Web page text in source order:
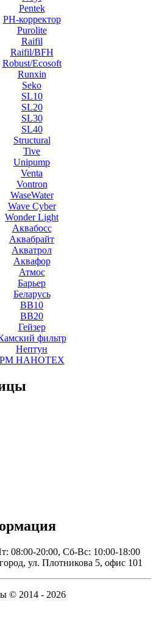
Pentek
PH-корректор
Purolite
Raifil
Raifil/BFH
Robust/Ecosoft
Runxin
Seko
SL10
SL20
SL30
SL40
Structural
Tive
Unipump
Venta
Vontron
WaseWater
Wave Cyber
Wonder Light
Аквабосс
Аквабрайт
Акватрол
Аквафор
Атмос
Барьер
Беларусь
ВВ10
ВВ20
Гейзер
фильтр
Нептун
РМ НАНОТЕХ
08:00-20:00, Сб-Вс: 10:00-18:00
ул. Плотникова 5, офис 101
© 2014 - 2026